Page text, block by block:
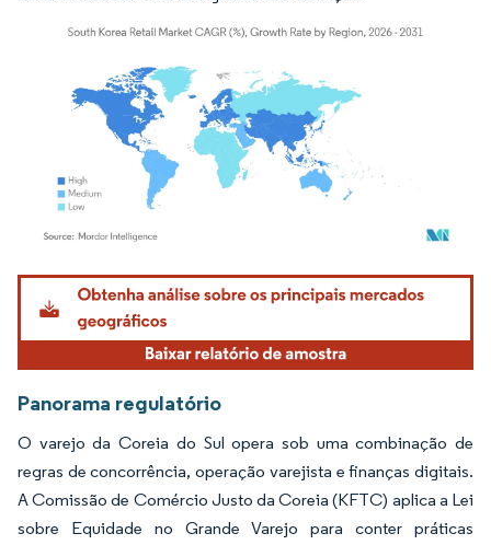
Imagem © Mordor Intelligence. O reuso requer atribuição conforme CC BY 4.0.
Panorama regulatório
O varejo da Coreia do Sul opera sob uma combinação de
regras de concorrência, operação varejista e finanças digitais.
A Comissão de Comércio Justo da Coreia (KFTC) aplica a Lei
sobre Equidade no Grande Varejo para conter práticas